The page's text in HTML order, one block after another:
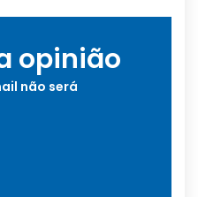
opinião
não será